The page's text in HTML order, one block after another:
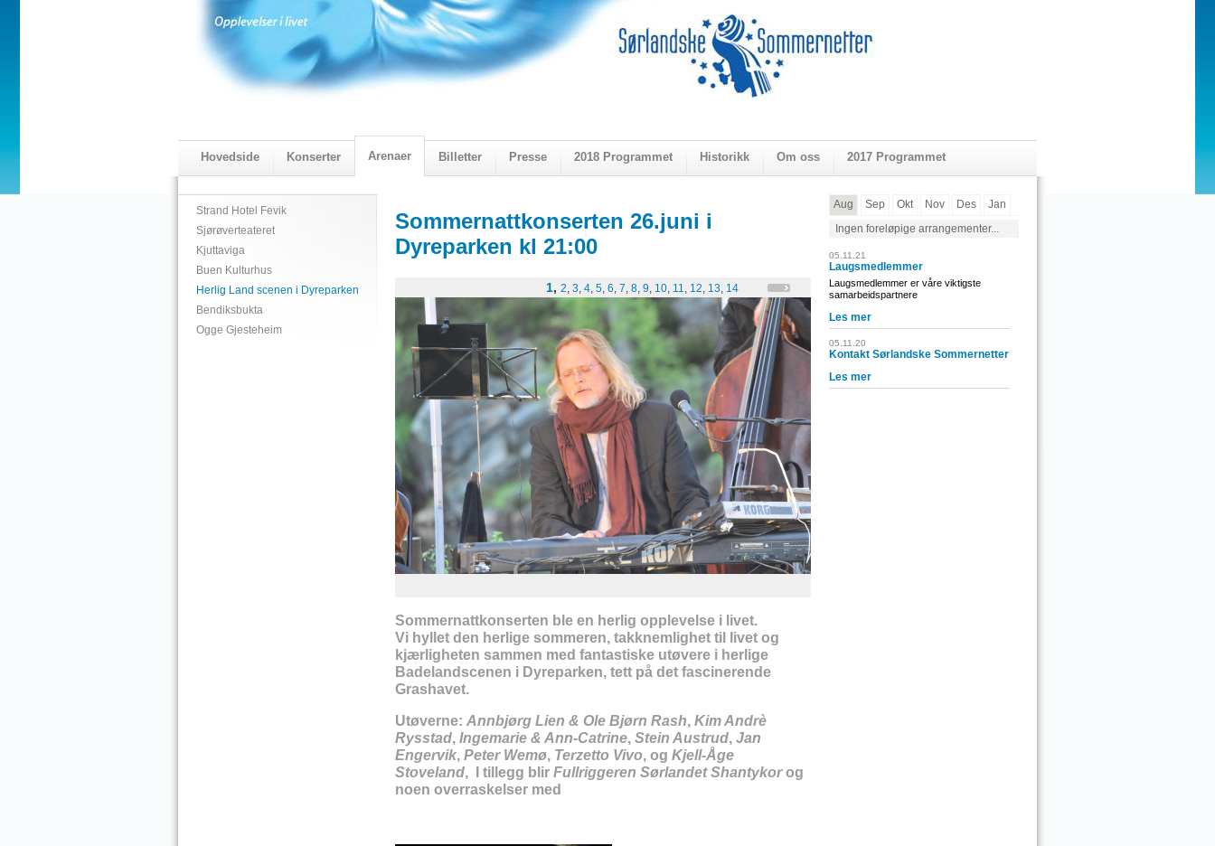
Hovedside Konserter Arenaer Billetter Presse 2018 Programmet Historikk Om oss 2017 Programmet
2018 Programmet Visningskatalogen 2018
Strand Hotel Fevik
Sjørøverteateret
Kjuttaviga
Buen Kulturhus
Herlig Land scenen i Dyreparken
Bendiksbukta
Ogge Gjesteheim
Sommernattkonserten 26.juni i
Dyreparken kl 21:00
1, 2, 3, 4, 5, 6, 7, 8, 9, 10, 11, 12, 13, 14
Sommernattkonserten ble en herlig opplevelse i livet.
Vi hyllet den herlige sommeren, takknemlighet til livet og
kjærligheten sammen med fantastiske utøvere i herlige
Badelandscenen i Dyreparken, tett på det fascinerende
Grashavet.
Utøverne: Annbjørg Lien & Ole Bjørn Rash, Kim Andrè
Rysstad, Ingemarie & Ann-Catrine, Stein Austrud, Jan
Engervik, Peter Wemø, Terzetto Vivo, og Kjell-Åge
Stoveland, I tillegg blir Fullriggeren Sørlandet Shantykorog
noen overraskelser med
Aug Sep Okt Nov Des
Jan
Ingen foreløpige arrangementer...
05.11.21
Laugsmedlemmer
Laugsmedlemmer er våre viktigste
samarbeidspartnere
Les mer
05.11.20
Kontakt Sørlandske Sommernetter
Les mer